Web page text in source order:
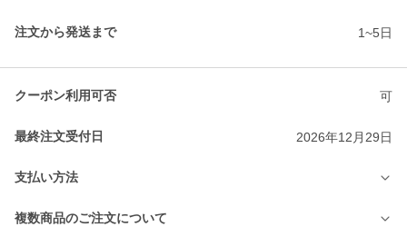
注文から発送まで 1~5日
クーポン利用可否 可
最終注文受付日 2026年12月29日
支払い方法
複数商品のご注文について